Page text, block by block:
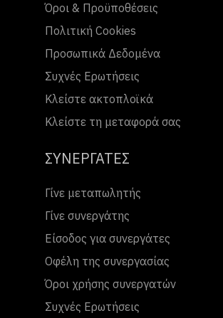
Όροι & Προϋποθέσεις
Πολιτική Cookies
Προσωπικά Δεδομένα
Συχνές Ερωτήσεις
Κλείστε ακτοπλοϊκά
Κλείστε τη μεταφορά σας
ΣΥΝΕΡΓΑΤΕΣ
Γίνε μεταπωλητής
Γίνε συνεργάτης
Είσοδος για συνεργάτες
Οφέλη της συνεργασίας
Όροι χρήσης συνεργατών
Συχνές Ερωτήσεις